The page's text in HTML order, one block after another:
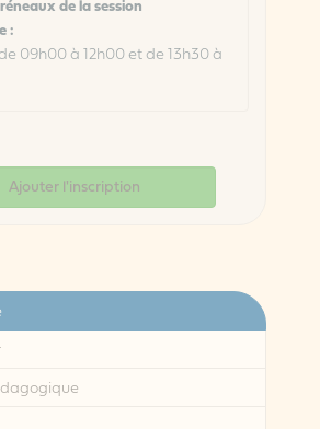
de la session
:
09h00 à 12h00 et de 13h30 à
Ajouter l'inscription